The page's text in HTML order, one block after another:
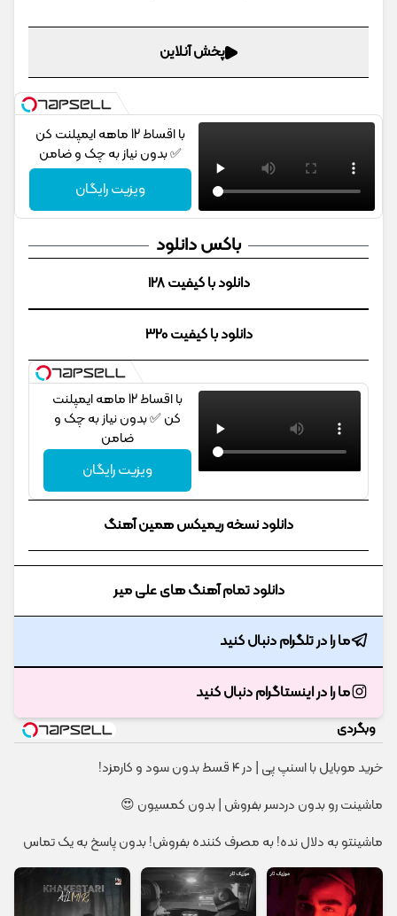
پخش آنلاین
با اقساط 12 ماهه ایمپلنت کن
✅ بدون نیاز به چک و ضامن
ویزیت رایگان
باکس دانلود
دانلود با کیفیت 128
دانلود با کیفیت 320
با اقساط 12 ماهه ایمپلنت
کن ✅ بدون نیاز به چک و
ضامن
ویزیت رایگان
دانلود نسخه ریمیکس همین آهنگ
دانلود تمام آهنگ های علی میر
ما را در تلگرام دنبال کنید
ما را در اینستاگرام دنبال کنید
وبگردی
خرید موبایل با اسنپ پی | در ۴ قسط بدون سود و کارمزد!
ماشینت رو بدون دردسر بفروش | بدون کمسیون 😍
ماشینتو به دلال نده! به مصرف کننده بفروش! بدون پاسخ به یک تماس